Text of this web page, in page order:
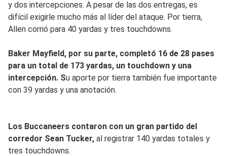
y dos intercepciones. A pesar de las dos entregas, es
difícil exigirle mucho más al líder del ataque. Por tierra,
Allen corrió para 40 yardas y tres touchdowns.
Baker Mayfield, por su parte, completó 16 de 28 pases
para un total de 173 yardas, un touchdown y una
intercepción. Su aporte por tierra también fue importante
con 39 yardas y una anotación.
Los Buccaneers contaron con un gran partido del
corredor Sean Tucker, al registrar 140 yardas totales y
tres touchdowns.